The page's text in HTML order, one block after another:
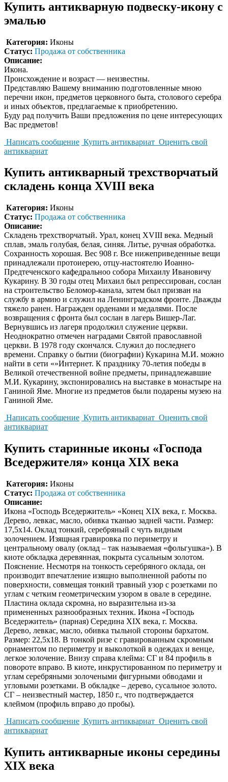
Купить антикварную подвеску-икону с
эмалью
Категория: Иконы
Статус: Продажа от собственника
Описание:
Икона.
Происхождение и возраст — неизвестны.
Представляю Вашему вниманию подготовленные мною
перечни икон, предметов церковного быта, столового серебра
и иных объектов, предлагаемые к приобретению.
Буду рад получить Ваши предложения по цене интересующих
Вас предметов!
Написать сообщение Купить антиквариат Оценить свой
антиквариат
Купить антикварный трехстворчатый
складень конца XVIII века
Категория: Иконы
Статус: Продажа от собственника
Описание:
Складень трехстворчатый. Урал, конец XVIII века. Медный
сплав, эмаль голубая, белая, синяя. Литье, ручная обработка.
Сохранность хорошая. Вес 908 г. Все нижеприведенные вещи
принадлежали протоиерею, отцу-настоятелю Иоанно-
Предтеченского кафедральноо собора Михаилу Ивановичу
Кукарину. В 30 годы отец Михаил был репрессирован, сослан
на строительство Беломор-канала, затем был призван на
службу в армию и служил на Ленинградском фронте. Дважды
тяжело ранен. Награжден орденами и медалями. После
возвращения с фронта был сослан в лагерь Вишер-Лаг.
Вернувшись из лагеря продолжил служение церкви.
Неоднократно отмечен наградами Святой православной
церкви. В 1978 году скончался. Служил до последнего
времени. Справку о бытии (биографии) Кукарина М.И. можно
найти в сети «»Интернет. К празднику 70-летия победы в
Великой отечественной войне предметы, принадлежавшие
М.И. Кукарину, экспонировались на выставке в монастыре на
Ганиной Яме. Многие из предметов были подарены музею на
Ганиной Яме.
Написать сообщение Купить антиквариат Оценить свой
антиквариат
Купить старинные иконы «Господа
Вседержителя» конца XIX века
Категория: Иконы
Статус: Продажа от собственника
Описание:
Икона «Господь Вседержитель» «Конец XIX века, г. Москва.
Дерево, левкас, масло, обивка тканью задней части. Размер:
17,5х14. Оклад тонкий, серебряный с чуть видным
золочением. Изящная гравировка по периметру и
центральному овалу (оклад – так называемая «фольгушка»). В
киоте обкладка деревянная, покрыта сусальным золотом.
Пояснение. Несмотря на тонкость серебряного оклада, он
производит впечатление изящно выполненной работы по
поверхности, совмещая тонкий травный узор с розетками по
углам с четким геометрическим узором в овале в середине.
Пластина оклада скромна, но выразительна из-за
примененных разнообразных техник. Икона «Господь
Вседержитель» (парная) Середина XIX века, г. Москва.
Дерево, левкас, масло, обивка тыльной стороны бархатом.
Размер: 22,5х18. В тонкой ризе с гравированным скромным
орнаментом по периметру и выколоткой в одеждах и венце,
легкое золочение. Внизу справа клейма: СГ и 84 профиль в
повороте вправо. В киоте, инкрустированном по периметру и
углам серебряными золочеными фигурными обводами и
угловыми розетками. В обкладке – дерево, сусальное золото.
СГ – неизвестный мастер, 1850 г., что подтверждается
клеймом (профиль вправо до пробы).
Написать сообщение Купить антиквариат Оценить свой
антиквариат
Купить антикварные иконы середины
XIX века